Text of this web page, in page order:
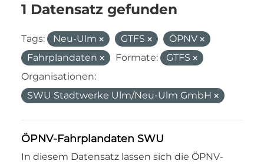
1 Datensatz gefunden
Tags: Neu-Ulm GTFS
ÖPNV
Fahrplandaten
Formate:
GTFS
Organisationen:
SWU Stadtwerke Ulm/Neu-Ulm GmbH
ÖPNV-Fahrplandaten SWU
In diesem Datensatz lassen sich die ÖPNV-